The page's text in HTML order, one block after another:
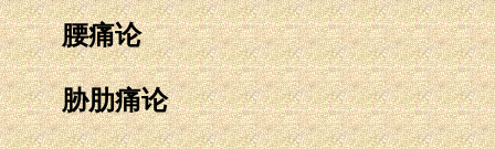
腰痛论
胁肋痛论